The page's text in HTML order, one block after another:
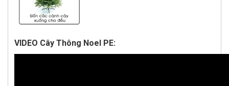
VIDEO Cây Thông Noel PE: